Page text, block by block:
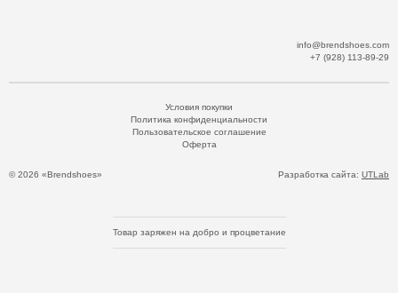
info@brendshoes.com
+7 (928) 113-89-29
© 2026 «Brendshoes»
Условия покупки
Политика конфиденциальности
Пользовательское соглашение
Оферта
Разработка сайта: UTLab
Товар заряжен на добро и процветание